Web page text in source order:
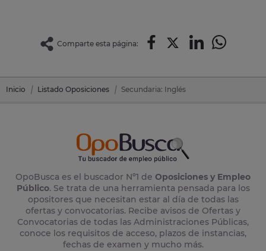
Comparte esta página:
Inicio Listado Oposiciones Secundaria: Inglés
OpoBusca es el buscador Nº1 de Oposiciones y Empleo
Público. Se trata de una herramienta pensada para los
opositores que necesitan estar al día de todas las
ofertas y convocatorias. Recibe avisos de Ofertas y
Convocatorias de todas las Administraciones Públicas,
conoce los requisitos de acceso, plazos de instancias,
fechas de examen y mucho más.